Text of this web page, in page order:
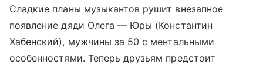
Сладкие планы музыкантов рушит внезапное
появление дяди Олега — Юры (Константин
Хабенский), мужчины за 50 с ментальными
особенностями. Теперь друзьям предстоит